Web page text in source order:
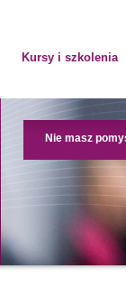
Kursy i szkolenia
Nie masz